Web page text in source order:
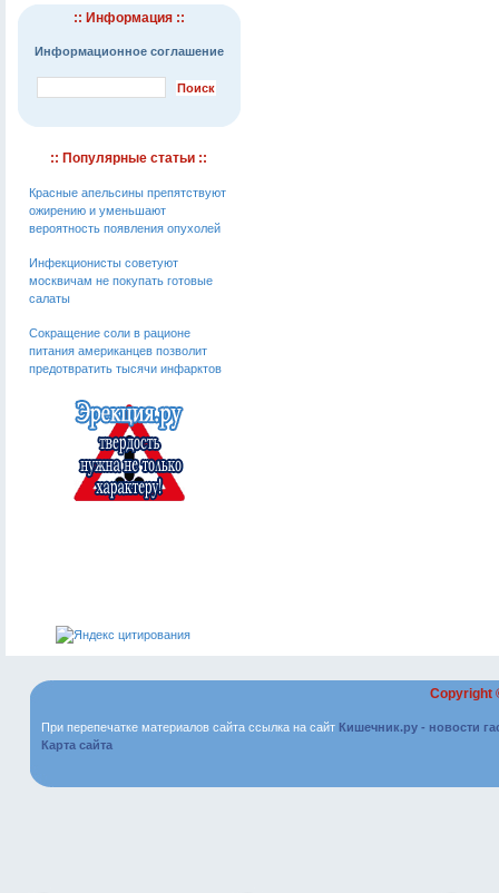
:: Информация ::
Информационное соглашение
:: Популярные статьи ::
Красные апельсины препятствуют
ожирению и уменьшают
вероятность появления опухолей
Инфекционисты советуют
москвичам не покупать готовые
салаты
Сокращение соли в рационе
питания американцев позволит
предотвратить тысячи инфарктов
Copyright
При перепечатке материалов сайта ссылка на сайт Кишечник.ру - новости
Карта сайта